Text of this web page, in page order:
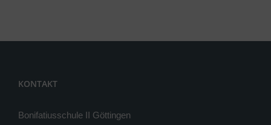
KONTAKT
Bonifatiusschule II Göttingen